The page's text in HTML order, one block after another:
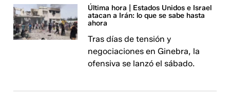
Última hora | Estados Unidos e Israel
atacan a Irán: lo que se sabe hasta
ahora
Tras días de tensión y
negociaciones en Ginebra, la
ofensiva se lanzó el sábado.